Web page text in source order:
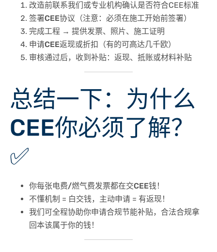
改造前联系我们或专业机构确认是否符合CEE标准
签署CEE协议 （注意：必须在施工开始前签署）
完成工程 → 提供发票、照片、施工证明
申请CEE返现或折扣 （有的可高达几千欧）
审核通过后， 收到补贴：返现、抵账或材料补贴
总结一下：为什么
CEE你必须了解？
✅
你每张电费/燃气费发票都在交CEE钱！
不懂机制 = 白交钱，主动申请 = 有返现！
我们可全程协助你申请合规节能补贴， 合法合规拿
回本该属于你的钱！